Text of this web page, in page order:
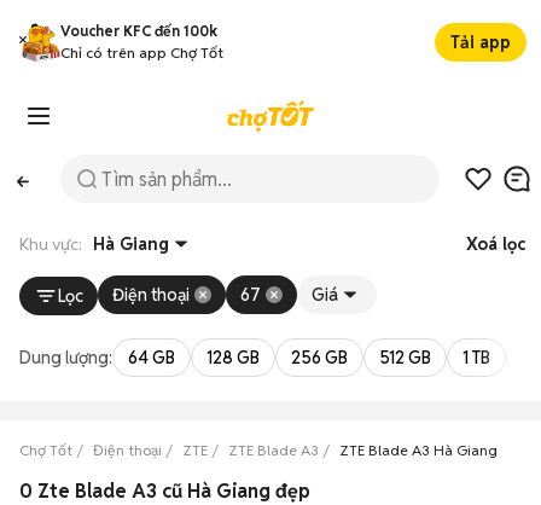
Voucher KFC đến 100k
Chỉ có trên app Chợ Tốt
Tải app
Khu vực: Hà Giang Xoá lọc
Lọc Điện thoại 67 Giá
Dung lượng: 64 GB 128 GB 256 GB 512 GB 1 TB
Chợ Tốt Điện thoại ZTE ZTE Blade A3 ZTE Blade A3 Hà Giang
0 Zte Blade A3 cũ Hà Giang đẹp